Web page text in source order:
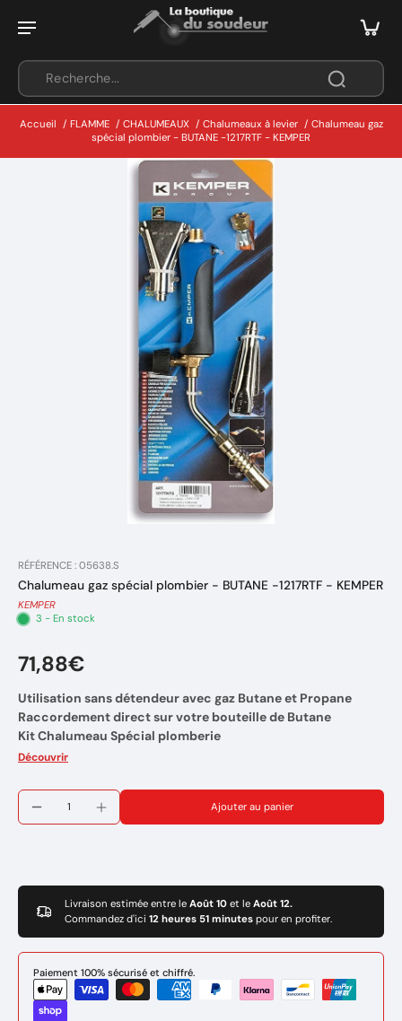
Accueil / FLAMME / CHALUMEAUX / Chalumeaux à levier / Chalumeau gaz
spécial plombier - BUTANE -1217RTF - KEMPER
RÉFÉRENCE : 05638.S
Chalumeau gaz spécial plombier - BUTANE -1217RTF - KEMPER
KEMPER
3 - En stock
71,88€
Utilisation sans détendeur avec gaz Butane et Propane
Raccordement direct sur votre bouteille de Butane
Kit Chalumeau Spécial plomberie
Application : Chalumeau à flamme avec 3 bruleurs
Puissance : Variable selon la buse
Pour montage sur bouteille PROPANE prévoir un détenteur REF
170313 KEMPER
Marque: KEMPER
Réf: 1217RTF 05638
Découvrir
Ajouter au panier
Livraison estimée entre le Août 10 et le Août 12.
Commandez d'ici 12 heures 51 minutes pour en profiter.
Paiement 100% sécurisé et chiffré.